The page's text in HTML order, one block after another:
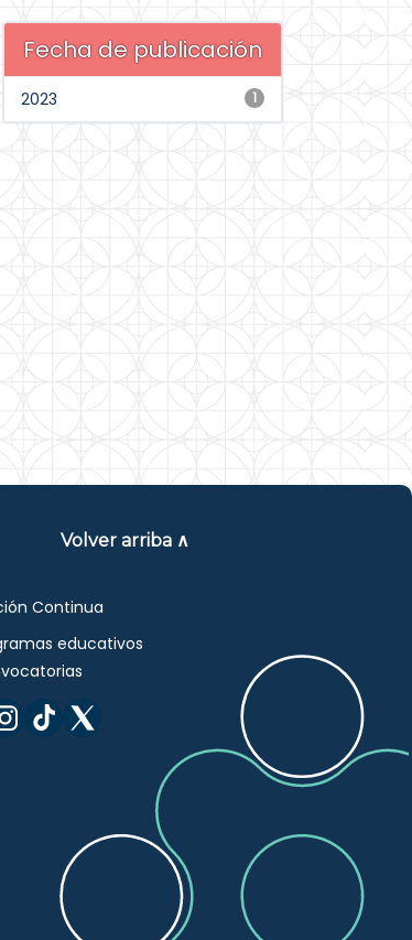
Fecha de publicación
1
2023
Volver arriba ∧
Continua
educativos